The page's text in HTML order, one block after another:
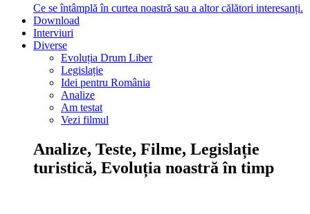
Ce se întâmplă în curtea noastră sau a altor călători interesanți.
Download
Interviuri
Diverse
Evoluția Drum Liber
Legislație
Idei pentru România
Analize
Am testat
Vezi filmul
Analize, Teste, Filme, Legislație
turistică, Evoluția noastră în timp